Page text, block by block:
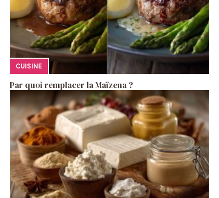
CUISINE
Par quoi remplacer la Maïzena ?